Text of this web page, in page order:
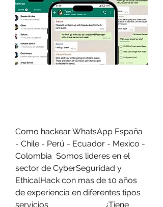
Como hackear WhatsApp España
- Chile - Perú - Ecuador - Mexico -
Colombia  Somos lideres en el
sector de CyberSeguridad y
EthicalHack con mas de 10 años
de experiencia en diferentes tipos
servicios                            ¿Tiene